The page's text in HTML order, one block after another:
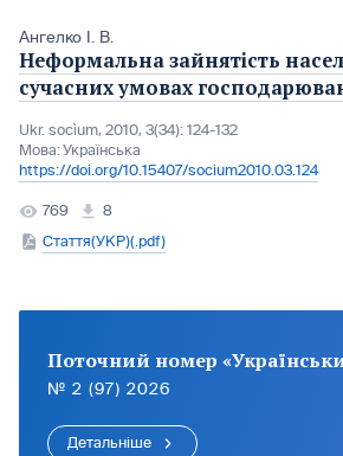
Ангелко І. В.
Неформальна зайнятість
сучасних умовах
Ukr. socìum, 2010, 3(34): 124-132
Мова:Українська
https://doi.org/10.15407/socium2010.03.124
769
8
Стаття(УКР)(.pdf)
Поточний номер
№ 2 (97) 2026
Детальніше